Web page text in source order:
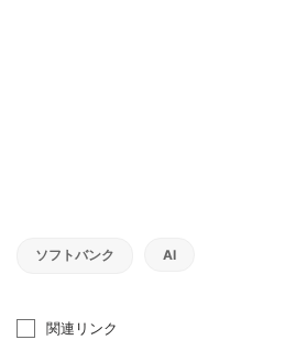
ソフトバンク AI
関連リンク